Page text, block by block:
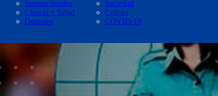
Internacionales
Sociedad
Ciencia y Salud
Cultura
Deportes COVID-19